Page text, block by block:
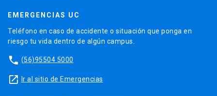
EMERGENCIAS UC
Teléfono en caso de accidente o situación que ponga en
riesgo tu vida dentro de algún campus.
phone (56)95504 5000
launch Ir al sitio de Emergencias